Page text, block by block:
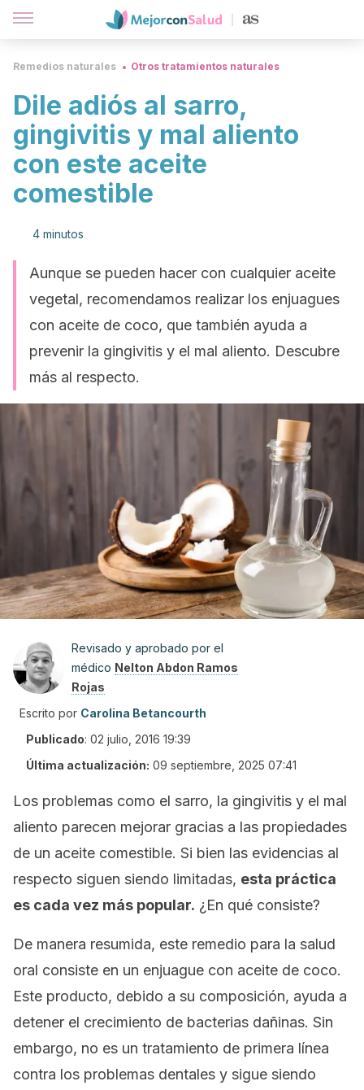
Remedios naturales Otros tratamientos naturales
Dile adiós al sarro,
gingivitis y mal aliento
con este aceite
comestible
4 minutos
Aunque se pueden hacer con cualquier aceite
vegetal, recomendamos realizar los enjuagues
con aceite de coco, que también ayuda a
prevenir la gingivitis y el mal aliento. Descubre
más al respecto.
Revisado y aprobado por el
médico Nelton Abdon Ramos
Rojas
Escrito por Carolina Betancourth
Publicado: 02 julio, 2016 19:39
Última actualización: 09 septiembre, 2025 07:41
Los problemas como el sarro, la gingivitis y el mal
aliento parecen mejorar gracias a las propiedades
de un aceite comestible. Si bien las evidencias al
respecto siguen siendo limitadas, esta práctica
es cada vez más popular. ¿En qué consiste?
De manera resumida, este remedio para la salud
oral consiste en un enjuague con aceite de coco.
Este producto, debido a su composición, ayuda a
detener el crecimiento de bacterias dañinas. Sin
embargo, no es un tratamiento de primera línea
contra los problemas dentales y sigue siendo